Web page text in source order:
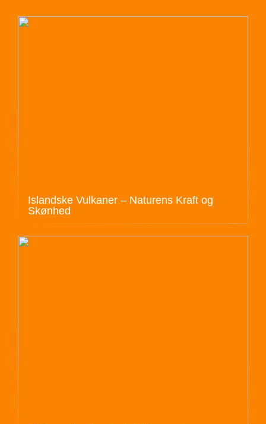
Islandske Vulkaner – Naturens Kraft og
Skønhed